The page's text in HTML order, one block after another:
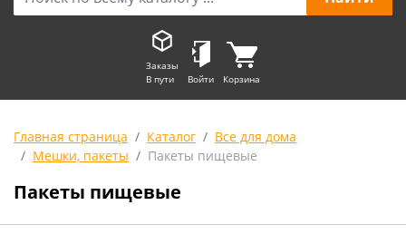
Заказы
В пути
Войти Корзина
Главная страница Каталог
Все для дома
Мешки, пакеты
Пакеты пищевые
Пакеты пищевые